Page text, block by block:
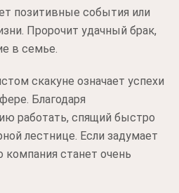
позитивные события или
Пророчит удачный брак,
в семье.
скакуне означает успехи
Благодаря
работать, спящий быстро
лестнице. Если задумает
компания станет очень